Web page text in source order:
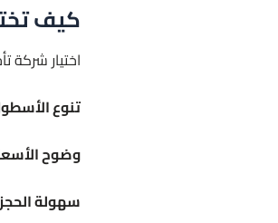
كيف
اختيار شركة
تنوع
وضوح
سهولة